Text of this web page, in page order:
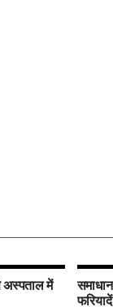
में
फरियादें